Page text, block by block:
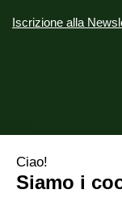
Iscrizione alla